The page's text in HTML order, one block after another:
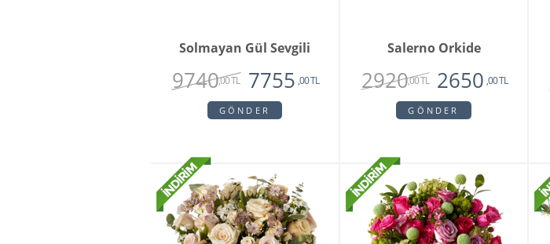
Solmayan Gül Sevgili
9740,00 TL 7755 ,00 TL
GÖNDER
Salerno Orkide
2920,00 TL 2650 ,00 TL
GÖNDER